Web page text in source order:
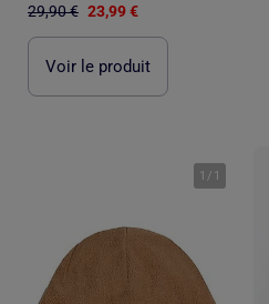
29,90 € 23,99 €
Voir le produit
1 / 1